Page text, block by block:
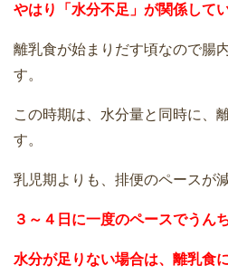
やはり「水分不足」が関係してい
離乳食が始まりだす頃なので腸
す。
この時期は、水分量と同時に、
す。
乳児期よりも、排便のペースが
３～４日に一度のペースでうん
水分が足りない場合は、離乳食